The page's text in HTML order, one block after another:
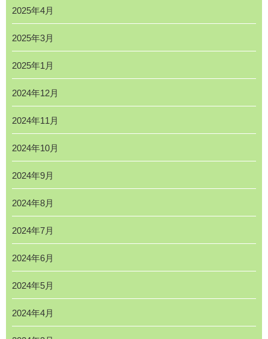
2025年4月
2025年3月
2025年1月
2024年12月
2024年11月
2024年10月
2024年9月
2024年8月
2024年7月
2024年6月
2024年5月
2024年4月